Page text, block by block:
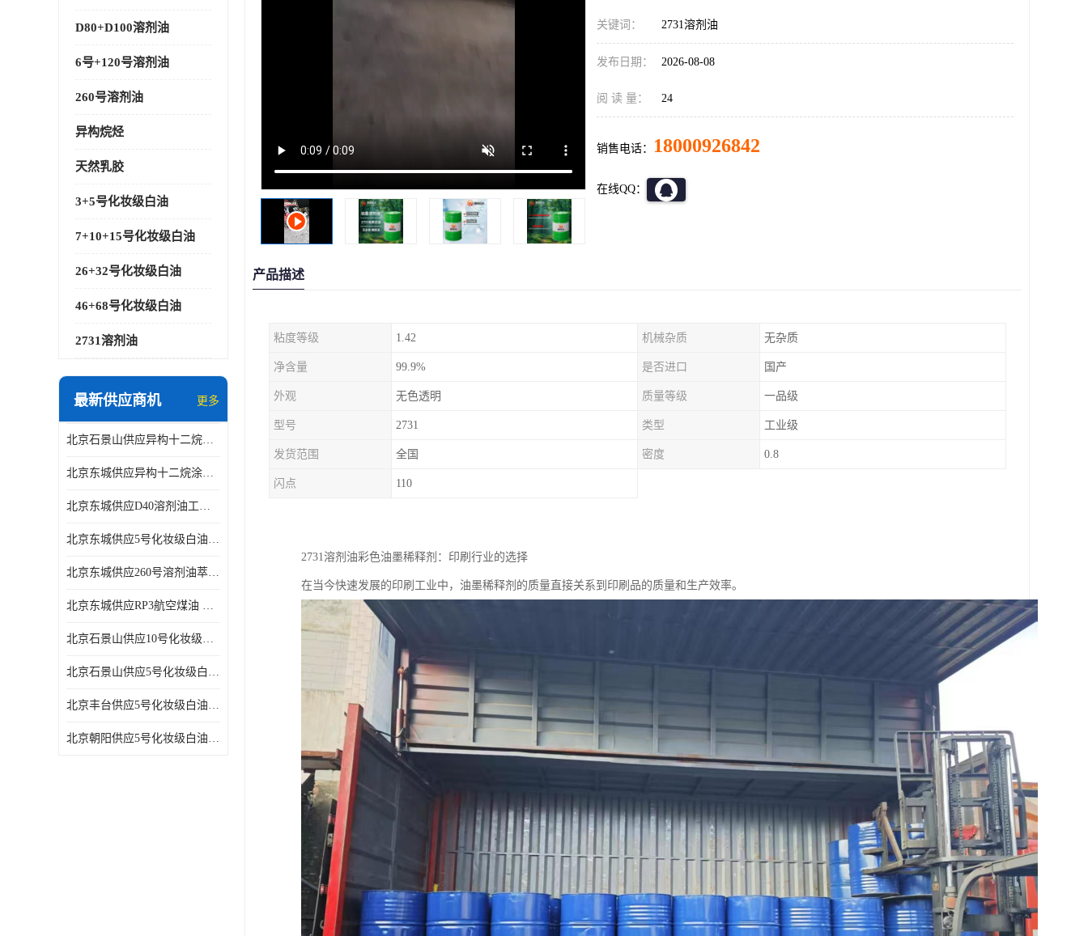
D80+D100溶剂油
6号+120号溶剂油
260号溶剂油
异构烷烃
天然乳胶
3+5号化妆级白油
7+10+15号化妆级白油
26+32号化妆级白油
46+68号化妆级白油
2731溶剂油
最新供应商机 更多
北京石景山供应异构十二烷香精助剂
北京东城供应异构十二烷涂料胶粘油墨稀释剂
北京东城供应D40溶剂油工业金属清洗
北京东城供应5号化妆级白油钻井液润滑剂
北京东城供应260号溶剂油萃取溶剂油金属萃取剂
北京东城供应RP3航空煤油 高含量国标工业级航空煤油燃料油 无色透明
北京石景山供应10号化妆级白油高精密机械润滑油
北京石景山供应5号化妆级白油缝纫机油 设备润滑油
北京丰台供应5号化妆级白油纤维与织物柔软光亮
北京朝阳供应5号化妆级白油纺织时的润滑剂
关键词： 2731溶剂油
发布日期： 2026-08-08
阅 读 量： 24
销售电话： 18000926842
在线QQ：
产品描述
粘度等级 1.42 机械杂质 无杂质
净含量 99.9% 是否进口 国产
外观 无色透明 质量等级 一品级
型号 2731 类型 工业级
发货范围 全国 密度 0.8
闪点 110
2731溶剂油彩色油墨稀释剂：印刷行业的选择
在当今快速发展的印刷工业中，油墨稀释剂的质量直接关系到印刷品的质量和生产效率。